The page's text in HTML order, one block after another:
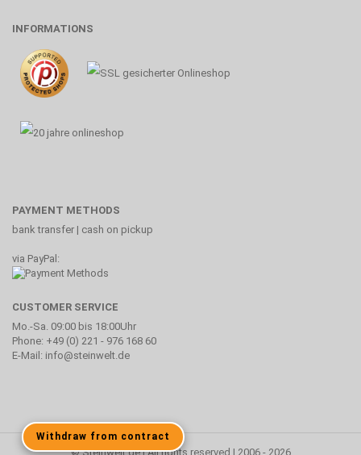
INFORMATIONS
PAYMENT METHODS
bank transfer | cash on pickup
via PayPal:
CUSTOMER SERVICE
Mo.-Sa. 09:00 bis 18:00Uhr
Phone: +49 (0) 221 - 976 168 60
E-Mail: info@steinwelt.de
Withdraw from contract
© Steinwelt.de | All rights reserved | 2006 - 2026